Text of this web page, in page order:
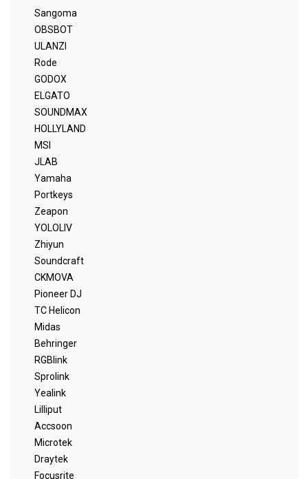
Sangoma
OBSBOT
ULANZI
Rode
GODOX
ELGATO
SOUNDMAX
HOLLYLAND
MSI
JLAB
Yamaha
Portkeys
Zeapon
YOLOLIV
Zhiyun
Soundcraft
CKMOVA
Pioneer DJ
TC Helicon
Midas
Behringer
RGBlink
Sprolink
Yealink
Lilliput
Accsoon
Microtek
Draytek
Focusrite